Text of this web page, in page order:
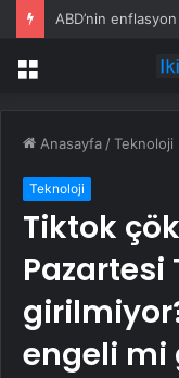
Menü
Anasayfa /Teknoloji
Teknoloji
Tiktok
Pazartesi
engeli mi